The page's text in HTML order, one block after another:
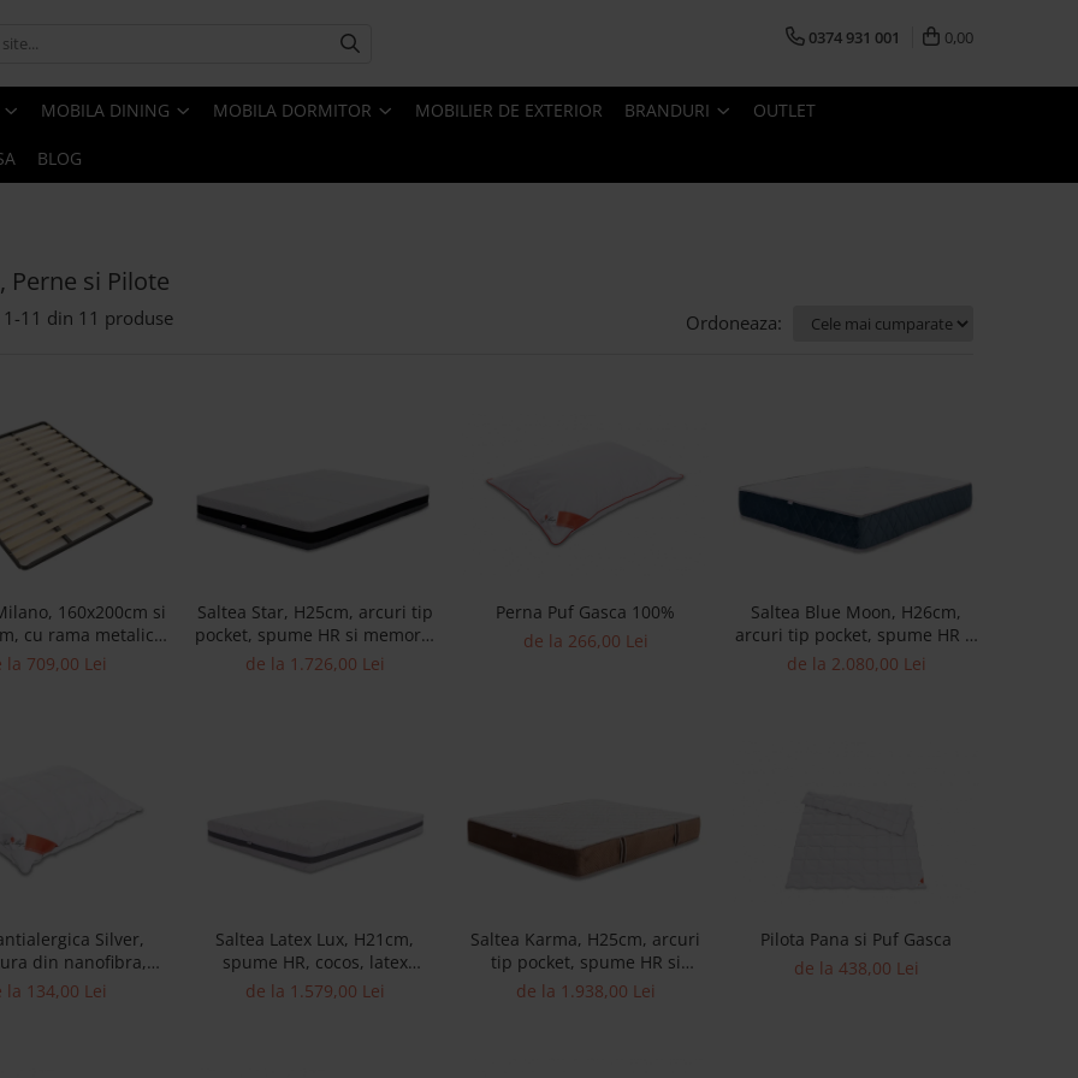
0374 931 001 0,00
MOBILA DINING MOBILA DORMITOR MOBILIER DE EXTERIOR BRANDURI OUTLET
BLOG
Perne si Pilote
1-11 din 11 produse Ordoneaza:
160x200cm si
cu rama metalica
elastice din lemn
la 709,00 Lei
Saltea Star, H25cm, arcuri tip
pocket, spume HR si memory,
fermitate medie
de la 1.726,00 Lei
Perna Puf Gasca 100%
de la 266,00 Lei
Saltea Blue Moon, H26cm,
arcuri tip pocket, spume HR si
memory, fermitate medie
de la 2.080,00 Lei
Silver,
din nanofibra,
poliester
la 134,00 Lei
Saltea Latex Lux, H21cm,
spume HR, cocos, latex
natural, fermitate ridicata
de la 1.579,00 Lei
Saltea Karma, H25cm, arcuri
tip pocket, spume HR si
memory, fermitate medie
de la 1.938,00 Lei
Pilota Pana si Puf Gasca
de la 438,00 Lei